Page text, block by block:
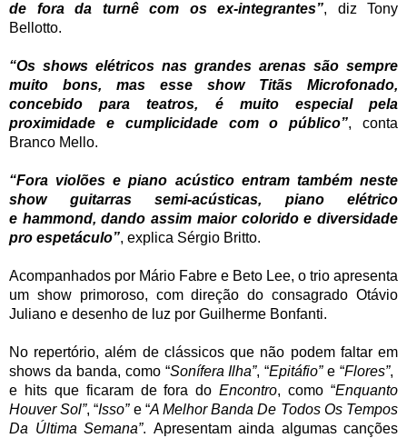
de fora da turnê com os ex-integrantes”, diz Tony
Bellotto.
“Os shows elétricos nas grandes arenas são sempre
muito bons, mas esse show Titãs Microfonado,
concebido para teatros, é muito especial pela
proximidade e cumplicidade com o público”, conta
Branco Mello.
“Fora violões e piano acústico entram também neste
show guitarras semi-acústicas, piano elétrico
e hammond, dando assim maior colorido e diversidade
pro espetáculo”, explica Sérgio Britto.
Acompanhados por Mário Fabre e Beto Lee, o trio apresenta
um show primoroso, com direção do consagrado Otávio
Juliano e desenho de luz por Guilherme Bonfanti.
No repertório, além de clássicos que não podem faltar em
shows da banda, como “Sonífera Ilha”, “Epitáfio”e “Flores”,
e hits que ficaram de fora doEncontro, como “Enquanto
Houver Sol”, “Isso”e “A Melhor Banda De Todos Os Tempos
Da Última Semana”. Apresentam ainda algumas canções